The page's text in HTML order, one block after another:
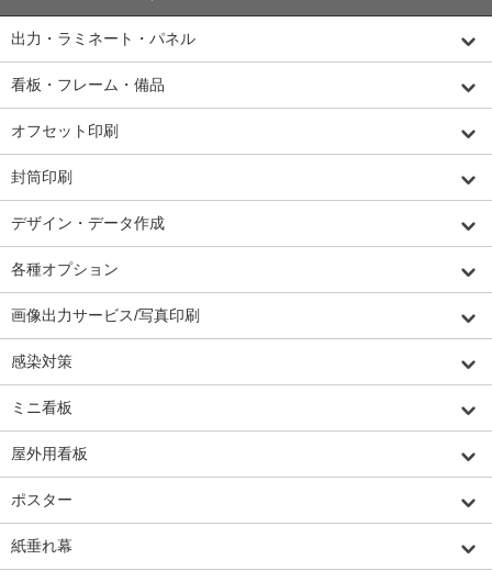
出力・ラミネート・パネル
看板・フレーム・備品
オフセット印刷
封筒印刷
デザイン・データ作成
各種オプション
画像出力サービス/写真印刷
感染対策
ミニ看板
屋外用看板
ポスター
紙垂れ幕